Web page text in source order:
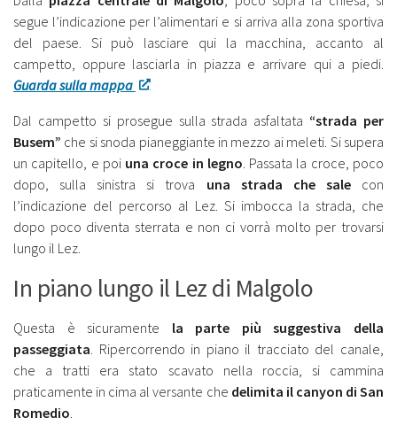
segue l’indicazione per l’alimentari e si arriva alla zona sportiva
del paese. Si può lasciare qui la macchina, accanto al
campetto, oppure lasciarla in piazza e arrivare qui a piedi.
Guarda sulla mappa
Dal campetto si prosegue sulla strada asfaltata “strada per
Busem” che si snoda pianeggiante in mezzo ai meleti. Si supera
un capitello, e poi una croce in legno . Passata la croce, poco
dopo, sulla sinistra si trova una strada che salecon
l’indicazione del percorso al Lez. Si imbocca la strada, che
dopo poco diventa sterrata e non ci vorrà molto per trovarsi
lungo il Lez.
In piano lungo il Lez di Malgolo
Questa è sicuramente la parte più suggestiva della
passeggiata . Ripercorrendo in piano il tracciato del canale,
che a tratti era stato scavato nella roccia, si cammina
praticamente in cima al versante che delimita il canyon di San
Romedio